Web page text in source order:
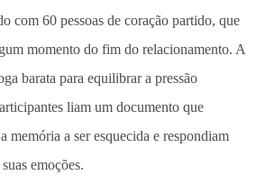
com 60 pessoas de coração partido, que
momento do fim do relacionamento. A
barata para equilibrar a pressão
liam um documento que
memória a ser esquecida e respondiam
emoções.